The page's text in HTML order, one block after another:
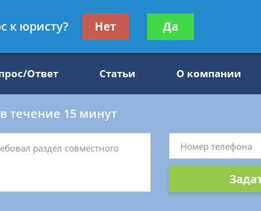
Получите консультацию
бесплатно
Ответ Статьи О компании
течение 15 минут
к юристу? Нет Да